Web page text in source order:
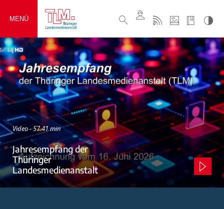
MENÜ
Video - 57:41 min
Jahresempfang der
Thüringer
Landesmedienanstalt